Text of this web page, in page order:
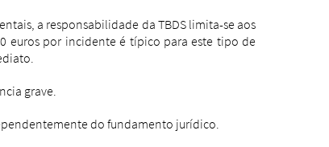
a responsabilidade da TBDS limita-se aos
euros por incidente é típico para este tipo de
grave.
do fundamento jurídico.